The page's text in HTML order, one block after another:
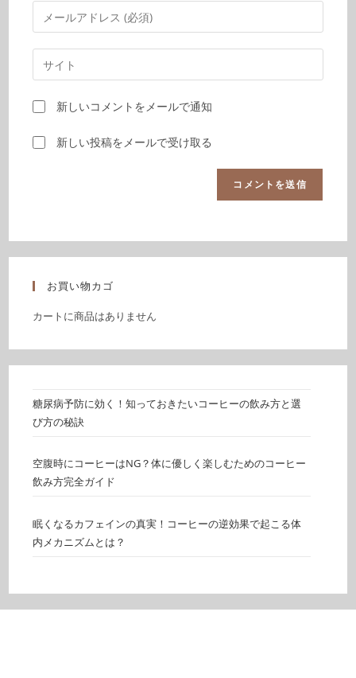
新しいコメントをメールで通知
新しい投稿をメールで受け取る
お買い物カゴ
カートに商品はありません
糖尿病予防に効く！知っておきたいコーヒーの飲み方と選
び方の秘訣
空腹時にコーヒーはNG？体に優しく楽しむためのコーヒー
飲み方完全ガイド
眠くなるカフェインの真実！コーヒーの逆効果で起こる体
内メカニズムとは？